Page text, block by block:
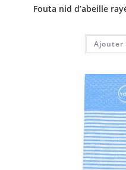
Fouta nid d’abeille
Ajouter